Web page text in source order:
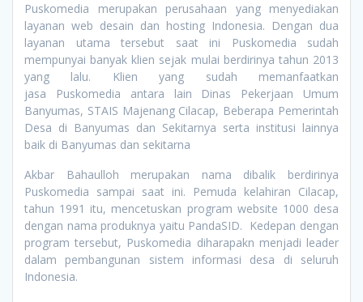
Puskomedia merupakan perusahaan yang menyediakan
layanan web desain dan hosting Indonesia. Dengan dua
layanan utama tersebut saat ini Puskomedia sudah
mempunyai banyak klien sejak mulai berdirinya tahun 2013
yang lalu. Klien yang sudah memanfaatkan
jasa Puskomedia antara lain Dinas Pekerjaan Umum
Banyumas, STAIS Majenang Cilacap, Beberapa Pemerintah
Desa di Banyumas dan Sekitarnya serta institusi lainnya
baik di Banyumas dan sekitarna
Akbar Bahaulloh merupakan nama dibalik berdirinya
Puskomedia sampai saat ini. Pemuda kelahiran Cilacap,
tahun 1991 itu, mencetuskan program website 1000 desa
dengan nama produknya yaitu PandaSID. Kedepan dengan
program tersebut, Puskomedia diharapakn menjadi leader
dalam pembangunan sistem informasi desa di seluruh
Indonesia.